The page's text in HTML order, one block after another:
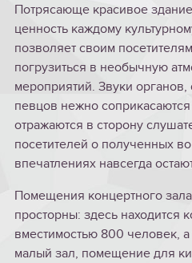
Потрясающе красивое
ценность каждому
позволяет своим
погрузиться в необычную
мероприятий. Звуки органов,
певцов нежно
отражаются в сторону
посетителей о полученных
впечатлениях навсегда
Помещения концертного
просторны: здесь находится
вместимостью 800 человек,
малый зал, помещение для